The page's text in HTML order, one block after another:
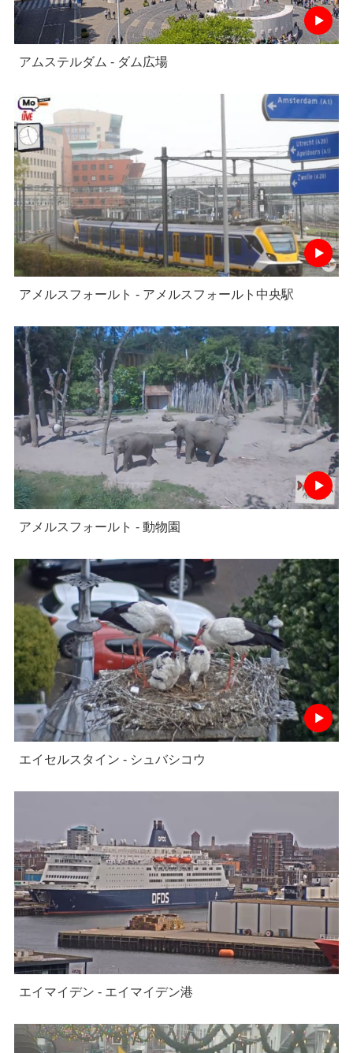
アムステルダム - ダム広場
アメルスフォールト - アメルスフォールト中央駅
アメルスフォールト - 動物園
エイセルスタイン - シュバシコウ
エイマイデン - エイマイデン港